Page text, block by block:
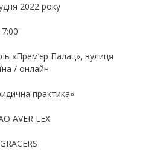
2022 року
«Прем’єр Палац», вулиця
/ онлайн
практика»
AVER LEX
GRACERS